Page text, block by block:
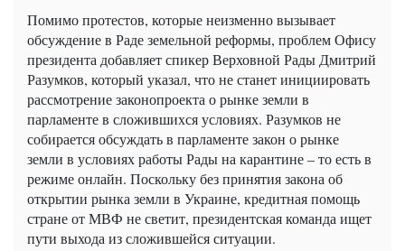
Помимо протестов, которые неизменно вызывает
обсуждение в Раде земельной реформы, проблем Офису
президента добавляет спикер Верховной Рады Дмитрий
Разумков, который указал, что не станет инициировать
рассмотрение законопроекта о рынке земли в
парламенте в сложившихся условиях. Разумков не
собирается обсуждать в парламенте закон о рынке
земли в условиях работы Рады на карантине – то есть в
режиме онлайн. Поскольку без принятия закона об
открытии рынка земли в Украине, кредитная помощь
стране от МВФ не светит, президентская команда ищет
пути выхода из сложившейся ситуации.